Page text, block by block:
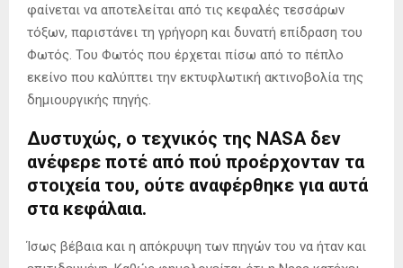
φαίνεται να αποτελείται από τις κεφαλές τεσσάρων
τόξων, παριστάνει τη γρήγορη και δυνατή επίδραση του
Φωτός. Του Φωτός που έρχεται πίσω από το πέπλο
εκείνο που καλύπτει την εκτυφλωτική ακτινοβολία της
δημιουργικής πηγής.
Δυστυχώς, ο τεχνικός της NASA δεν
ανέφερε ποτέ από πού προέρχονταν τα
στοιχεία του, ούτε αναφέρθηκε για αυτά
στα κεφάλαια.
Ίσως βέβαια και η απόκρυψη των πηγών του να ήταν και